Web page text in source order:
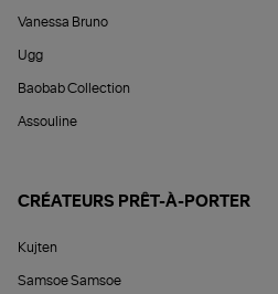
Vanessa Bruno
Ugg
Baobab Collection
Assouline
CRÉATEURS PRÊT-À-PORTER
Kujten
Samsoe Samsoe